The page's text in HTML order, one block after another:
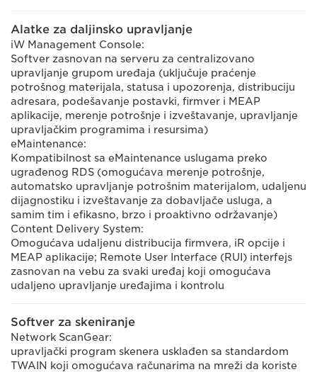
Alatke za daljinsko upravljanje
iW Management Console:
Softver zasnovan na serveru za centralizovano
upravljanje grupom uređaja (uključuje praćenje
potrošnog materijala, statusa i upozorenja, distribuciju
adresara, podešavanje postavki, firmver i MEAP
aplikacije, merenje potrošnje i izveštavanje, upravljanje
upravljačkim programima i resursima)
eMaintenance:
Kompatibilnost sa eMaintenance uslugama preko
ugrađenog RDS (omogućava merenje potrošnje,
automatsko upravljanje potrošnim materijalom, udaljenu
dijagnostiku i izveštavanje za dobavljače usluga, a
samim tim i efikasno, brzo i proaktivno održavanje)
Content Delivery System:
Omogućava udaljenu distribucija firmvera, iR opcije i
MEAP aplikacije; Remote User Interface (RUI) interfejs
zasnovan na vebu za svaki uređaj koji omogućava
udaljeno upravljanje uređajima i kontrolu
Softver za skeniranje
Network ScanGear:
upravljački program skenera usklađen sa standardom
TWAIN koji omogućava računarima na mreži da koriste